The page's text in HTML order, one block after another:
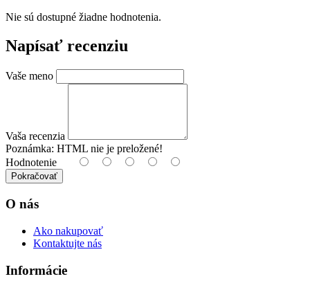
Nie sú dostupné žiadne hodnotenia.
Napísať recenziu
Vaše meno
Vaša recenzia
Poznámka: HTML nie je preložené!
Hodnotenie
Pokračovať
O nás
Ako nakupovať
Kontaktujte nás
Informácie